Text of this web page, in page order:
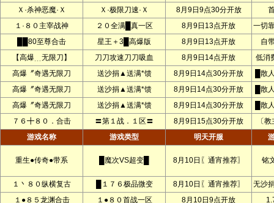
Ｘ·杀神恶魔·Ｘ
Ｘ·极限刀速·Ｘ 8月9日9点30分开放
１·８０主宰战神
２０全满█真一区 8月9日13点开放
一切
██80至尊合击
星王＋3█高爆版 8月9日13点开放
自
【高爆﹍无限刀】
刀刀攻速刀刀吸血 8月9日14点开放
低消
高爆〞奇遇无限刀
送沙捐▲送满*馈 8月9日14点30分开放
█散
高爆〞奇遇无限刀
送沙捐▲送满*馈 8月9日14点30分开放
█散
高爆〞奇遇无限刀
送沙捐▲送满*馈 8月9日14点30分开放
█散
７６╋８０．合击
〓第１战．１区〓 8月9日15点30分开放
〔
游戏名称
游戏类型 明天开服
重生●传奇●带系 █魔次VS超变█ 8月10日〖通宵推荐〗 铭
１丶８０纵横复古 █１７６极品微变 8月10日〖通宵推荐〗
无沙
１●８５龙渊合击
１●８０首战一区 8月10日9点开放